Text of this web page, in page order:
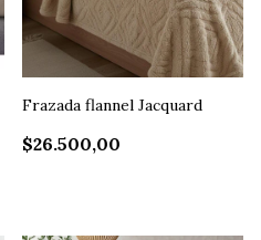
Frazada flannel Jacquard
$26.500,00